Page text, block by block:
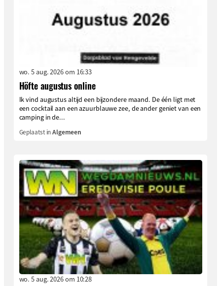
wo. 5 aug. 2026 om 16:33
Höfte augustus online
Ik vind augustus altijd een bijzondere maand. De één ligt met
een cocktail aan een azuurblauwe zee, de ander geniet van een
camping in de...
Geplaatst inAlgemeen
wo. 5 aug. 2026 om 10:28